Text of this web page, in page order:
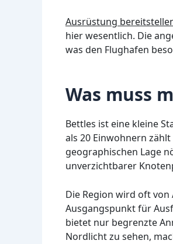
Ausrüstung
hier wesentlich. Die
was den Flughafen
Was muss
Bettles ist eine kleine
als 20 Einwohnern
geographischen Lage
unverzichtbarer
Die Region wird oft
Ausgangspunkt für
bietet nur begrenzte
Nordlicht zu sehen,